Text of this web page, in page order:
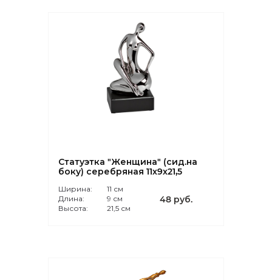
Статуэтка "Женщина" (сид.на
боку) серебряная 11х9х21,5
Ширина:
11 см
Длина:
9 см
Высота:
21,5 см
48 руб.